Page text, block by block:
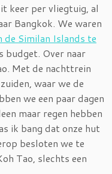
keer per vliegtuig, al
Bangkok. We waren
de Similan Islands te
budget. Over naar
Met de nachttrein
waar we de
we een paar dagen
maar regen hebben
ik bang dat onze hut
besloten we te
Tao, slechts een